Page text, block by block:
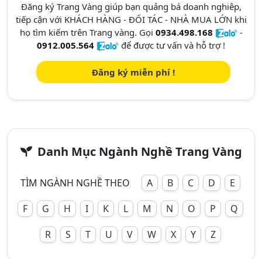
Đăng ký Trang Vàng giúp bạn quảng bá doanh nghiêp,
tiếp cận với KHÁCH HÀNG - ĐỐI TÁC - NHÀ MUA LỚN khi
họ tìm kiếm trên Trang vàng. Gọi 0934.498.168
-
0912.005.564
để được tư vấn và hỗ trợ !
Đăng ký miễn phí !
Danh Mục Ngành Nghề Trang Vàng
TÌM NGÀNH NGHỀ THEO A B C D
E
F
G H I K L M N O P
Q
R
S T U V W X Y Z